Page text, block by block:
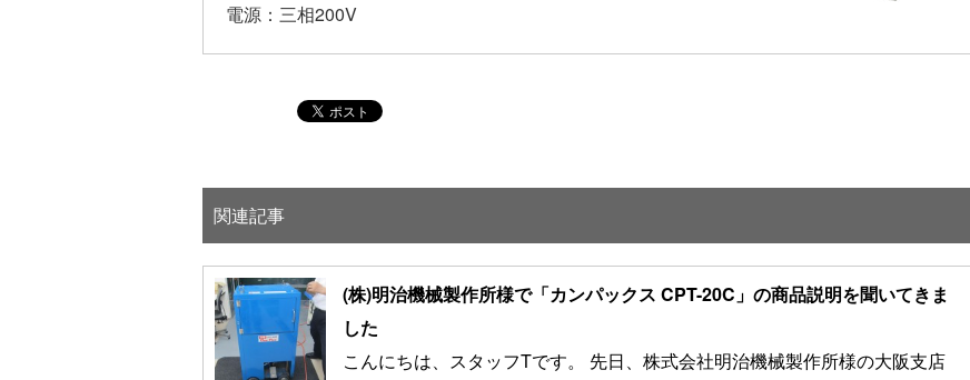
電源：三相200V
関連記事
(株)明治機械製作所様で「カンパックス CPT-20C」の商品説明を聞いてきま
した
こんにちは、スタッフTです。 先日、株式会社明治機械製作所様の大阪支店